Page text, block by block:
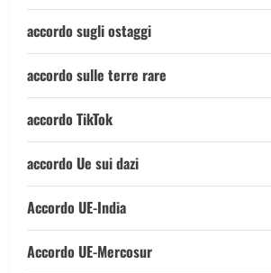
accordo sugli ostaggi
accordo sulle terre rare
accordo TikTok
accordo Ue sui dazi
Accordo UE-India
Accordo UE-Mercosur